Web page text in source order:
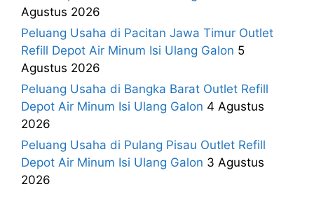
Agustus 2026
Peluang Usaha di Pacitan Jawa Timur Outlet
Refill Depot Air Minum Isi Ulang Galon 5
Agustus 2026
Peluang Usaha di Bangka Barat Outlet Refill
Depot Air Minum Isi Ulang Galon 4 Agustus
2026
Peluang Usaha di Pulang Pisau Outlet Refill
Depot Air Minum Isi Ulang Galon 3 Agustus
2026